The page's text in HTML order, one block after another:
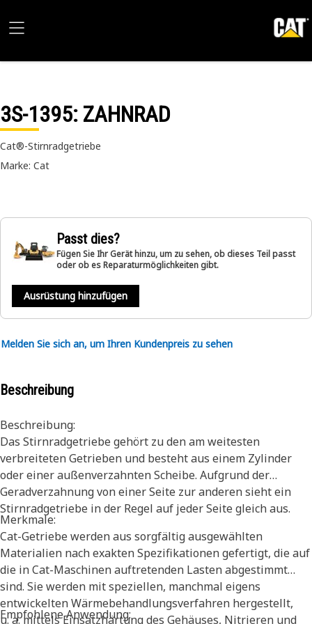
3S-1395: ZAHNRAD
Cat®-Stirnradgetriebe
Marke: Cat
Passt dies?
Fügen Sie Ihr Gerät hinzu, um zu sehen, ob dieses Teil passt
oder ob es Reparaturmöglichkeiten gibt.
Ausrüstung hinzufügen
Melden Sie sich an, um Ihren Kundenpreis zu sehen
Beschreibung
Beschreibung:
Das Stirnradgetriebe gehört zu den am weitesten
verbreiteten Getrieben und besteht aus einem Zylinder
oder einer außenverzahnten Scheibe. Aufgrund der
Geradverzahnung von einer Seite zur anderen sieht ein
Stirnradgetriebe in der Regel auf jeder Seite gleich aus.
Merkmale:
Cat-Getriebe werden aus sorgfältig ausgewählten
Materialien nach exakten Spezifikationen gefertigt, die auf
die in Cat-Maschinen auftretenden Lasten abgestimmt
sind. Sie werden mit speziellen, manchmal eigens
entwickelten Wärmebehandlungsverfahren hergestellt,
u. a. mittels Einsatzhärtung des Gehäuses, Nitrieren und
Empfohlene Anwendung: